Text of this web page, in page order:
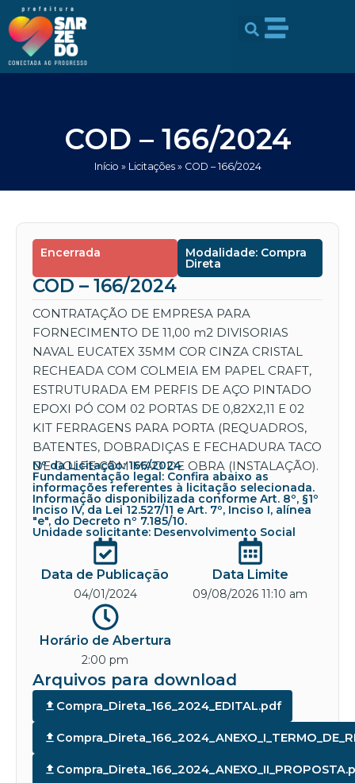
conteúdo
para
conteúdo
COD – 166/2024
Início » Licitações» COD – 166/2024
Encerrada Modalidade: Compra
Direta
COD – 166/2024
CONTRATAÇÃO DE EMPRESA PARA
FORNECIMENTO DE 11,00 m2 DIVISORIAS
NAVAL EUCATEX 35MM COR CINZA CRISTAL
RECHEADA COM COLMEIA EM PAPEL CRAFT,
ESTRUTURADA EM PERFIS DE AÇO PINTADO
EPOXI PÓ COM 02 PORTAS DE 0,82X2,11 E 02
KIT FERRAGENS PARA PORTA (REQUADROS,
BATENTES, DOBRADIÇAS E FECHADURA TACO
DE GOLFE COM MAO DE OBRA (INSTALAÇÃO).
Nº da Licitação: 166/2024
Fundamentação legal: Confira abaixo as
informações referentes à licitação selecionada.
Informação disponibilizada conforme Art. 8º, §1º
Inciso IV, da Lei 12.527/11 e Art. 7º, Inciso I, alínea
"e", do Decreto nº 7.185/10.
Unidade solicitante: Desenvolvimento Social
Data de Publicação
04/01/2024
Data Limite
09/08/2026 11:10 am
Horário de Abertura
2:00 pm
Arquivos para download
Compra_Direta_166_2024_EDITAL.pdf